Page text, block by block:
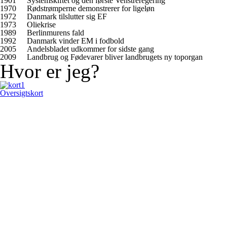
1970
Rødstrømperne demonstrerer for ligeløn
1972
Danmark tilslutter sig EF
1973
Oliekrise
1989
Berlinmurens fald
1992
Danmark vinder EM i fodbold
2005
Andelsbladet udkommer for sidste gang
2009
Landbrug og Fødevarer bliver landbrugets ny toporgan
Hvor er jeg?
Oversigtskort